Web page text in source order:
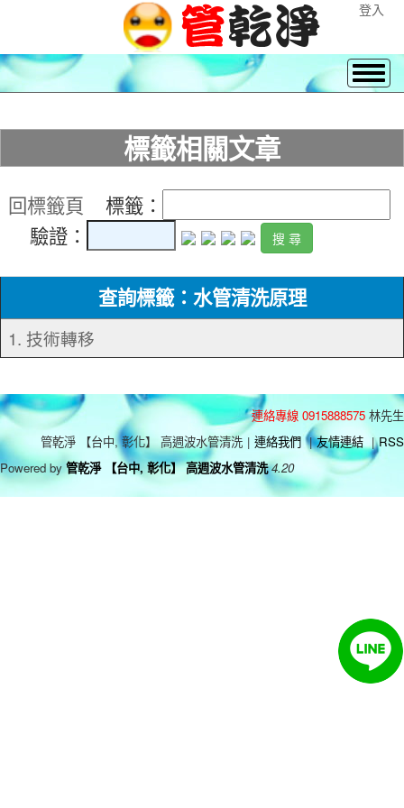
登入
標籤相關文章
回標籤頁 標籤：
驗證：
查詢標籤：水管清洗原理
1. 技術轉移
連絡專線 0915888575 林先生
管乾淨 【台中, 彰化】 高週波水管清洗 | 連絡我們 | 友情連結 | RSS
Powered by 管乾淨 【台中, 彰化】 高週波水管清洗 4.20